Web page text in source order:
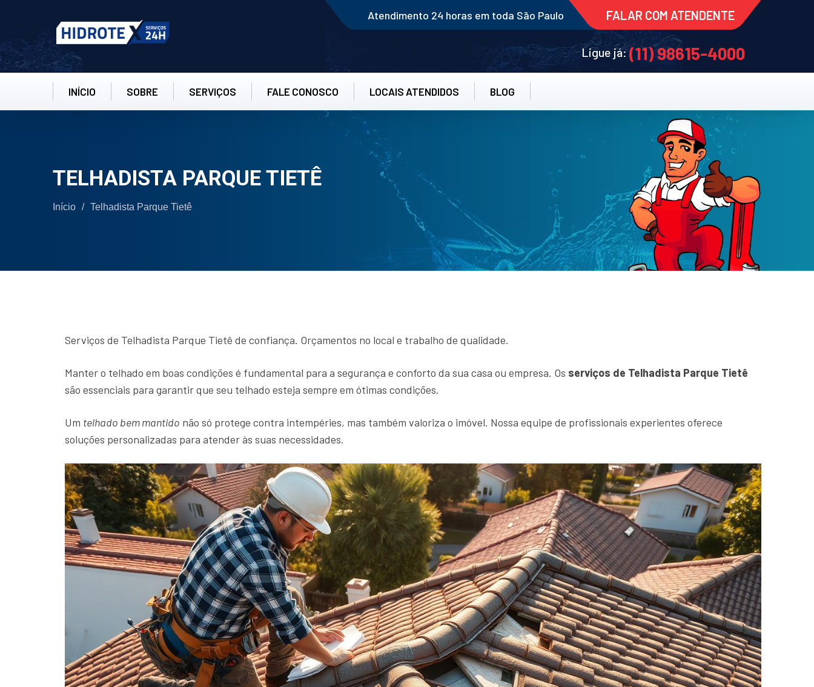
Atendimento 24 horas em toda São Paulo FALAR COM ATENDENTE
Ligue já:(11) 98615-4000
INÍCIO SOBRE SERVIÇOS FALE CONOSCO LOCAIS ATENDIDOS BLOG
TELHADISTA PARQUE TIETÊ
Início / Telhadista Parque Tietê
Serviços de Telhadista Parque Tietê de confiança. Orçamentos no local e trabalho de qualidade.
Manter o telhado em boas condições é fundamental para a segurança e conforto da sua casa ou empresa. Os serviços de Telhadista Parque Tietê
são essenciais para garantir que seu telhado esteja sempre em ótimas condições.
Um telhado bem mantido não só protege contra intempéries, mas também valoriza o imóvel. Nossa equipe de profissionais experientes oferece
soluções personalizadas para atender às suas necessidades.